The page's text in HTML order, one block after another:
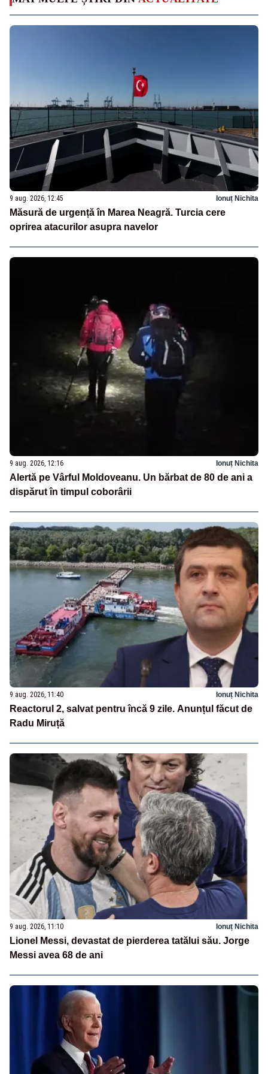
9 aug. 2026, 12:45 Ionuț Nichita
Măsură de urgență în Marea Neagră. Turcia cere
oprirea atacurilor asupra navelor
9 aug. 2026, 12:16 Ionuț Nichita
Alertă pe Vârful Moldoveanu. Un bărbat de 80 de ani a
dispărut în timpul coborârii
9 aug. 2026, 11:40 Ionuț Nichita
Reactorul 2, salvat pentru încă 9 zile. Anunțul făcut de
Radu Miruță
9 aug. 2026, 11:10 Ionuț Nichita
Lionel Messi, devastat de pierderea tatălui său. Jorge
Messi avea 68 de ani